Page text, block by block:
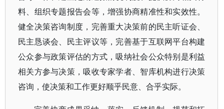
料、组织专题报告会等，增强协商精准性和实效性。
健全决策咨询制度，完善重大决策前的民主听证会、
民主恳谈会、民主评议等，完善基于互联网平台构建
公众参与政策评估的方式，吸纳社会公众特别是利益
相关方参与决策，吸收专家学者、智库机构进行决策
咨询，使决策和工作更好顺乎民意、合乎实际。